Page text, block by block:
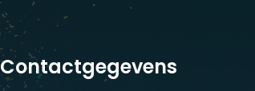
Contactgegevens